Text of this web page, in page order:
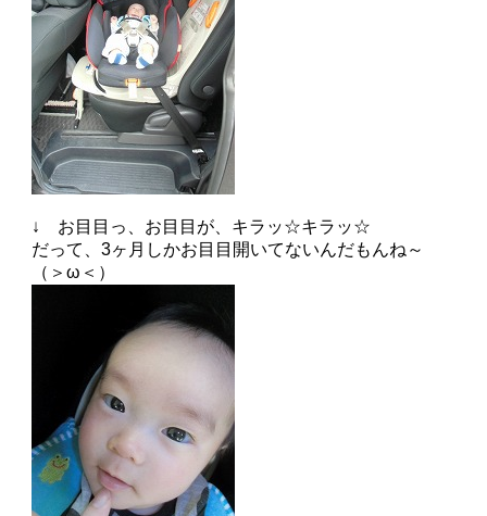
↓ お目目っ、お目目が、キラッ☆キラッ☆
だって、3ヶ月しかお目目開いてないんだもんね～
（＞ω＜）